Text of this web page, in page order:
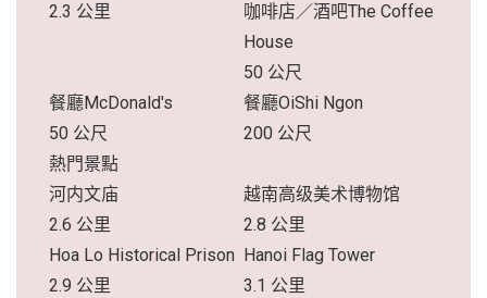
2.3 公里
咖啡店／酒吧The Coffee
House
50 公尺
餐廳McDonald's
50 公尺
餐廳OiShi Ngon
200 公尺
熱門景點
河内文庙
2.6 公里
越南高级美术博物馆
2.8 公里
Hoa Lo Historical Prison
2.9 公里
Hanoi Flag Tower
3.1 公里